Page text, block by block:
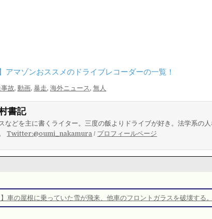
アマゾンおススメのドライブレコーダーの一覧！
故,動画,暴走,海外ニュース ,無人
書記
などを主に書くライター。三度の飯よりドライブが好き。法学系の
Twitter:@oumi_nakamura / プロフィールページ
車の屋根に乗っていた雪が飛来、他車のフロントガラスを破壊する。